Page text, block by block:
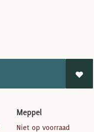
Meppel
Niet op voorraad